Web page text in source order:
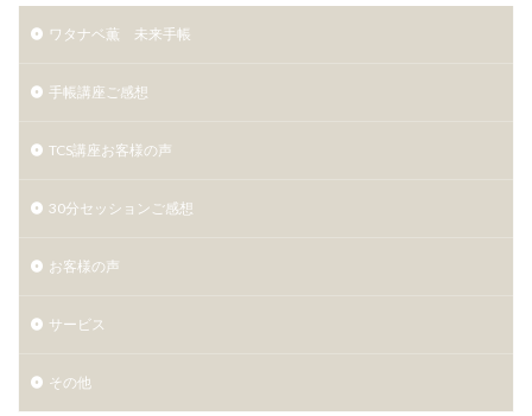
ワタナベ薫 未来手帳
手帳講座ご感想
TCS講座お客様の声
30分セッションご感想
お客様の声
サービス
その他